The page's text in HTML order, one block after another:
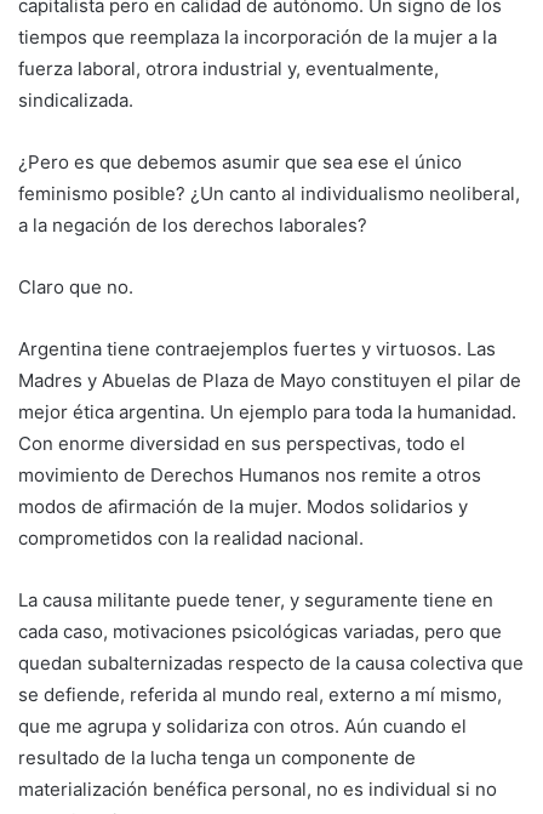
capitalista pero en calidad de autónomo. Un signo de los
tiempos que reemplaza la incorporación de la mujer a la
fuerza laboral, otrora industrial y, eventualmente,
sindicalizada.
¿Pero es que debemos asumir que sea ese el único
feminismo posible? ¿Un canto al individualismo neoliberal,
a la negación de los derechos laborales?
Claro que no.
Argentina tiene contraejemplos fuertes y virtuosos. Las
Madres y Abuelas de Plaza de Mayo constituyen el pilar de
mejor ética argentina. Un ejemplo para toda la humanidad.
Con enorme diversidad en sus perspectivas, todo el
movimiento de Derechos Humanos nos remite a otros
modos de afirmación de la mujer. Modos solidarios y
comprometidos con la realidad nacional.
La causa militante puede tener, y seguramente tiene en
cada caso, motivaciones psicológicas variadas, pero que
quedan subalternizadas respecto de la causa colectiva que
se defiende, referida al mundo real, externo a mí mismo,
que me agrupa y solidariza con otros. Aún cuando el
resultado de la lucha tenga un componente de
materialización benéfica personal, no es individual si no